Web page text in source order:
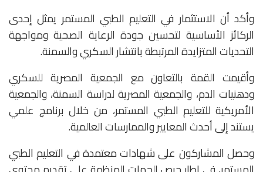
وأكد أن الاستثمار في التعليم الطبي المستمر يمثل إحدى
الركائز الأساسية لتحسين جودة الرعاية الصحية ومواجهة
التحديات المتزايدة المرتبطة بانتشار السكري والسمنة.
وأقيمت القمة بالتعاون مع الجمعية المصرية للسكري
ودهنيات الدم، والجمعية المصرية لدراسة السمنة، والجمعية
الأمريكية للتعليم الطبي المستمر، من خلال برنامج علمي
يستند إلى أحدث المعايير والممارسات العالمية.
وحصل المشاركون على شهادات معتمدة في التعليم الطبي